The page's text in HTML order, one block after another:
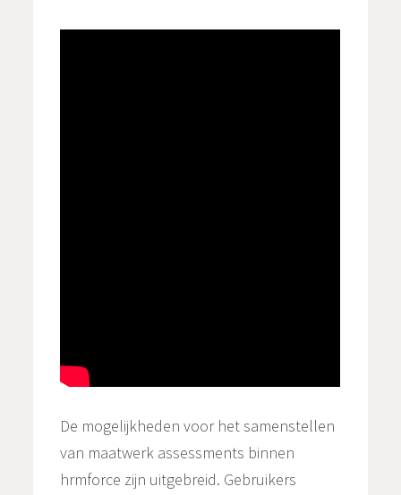
De mogelijkheden voor het samenstellen
van maatwerk assessments binnen
hrmforce zijn uitgebreid. Gebruikers